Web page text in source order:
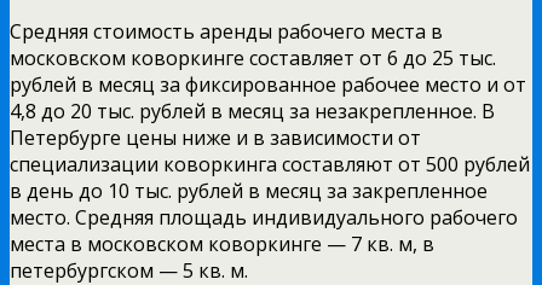
Средняя стоимость аренды рабочего места в
московском коворкинге составляет от 6 до 25 тыс.
рублей в месяц за фиксированное рабочее место и от
4,8 до 20 тыс. рублей в месяц за незакрепленное. В
Петербурге цены ниже и в зависимости от
специализации коворкинга составляют от 500 рублей
в день до 10 тыс. рублей в месяц за закрепленное
место. Средняя площадь индивидуального рабочего
места в московском коворкинге — 7 кв. м, в
петербургском — 5 кв. м.